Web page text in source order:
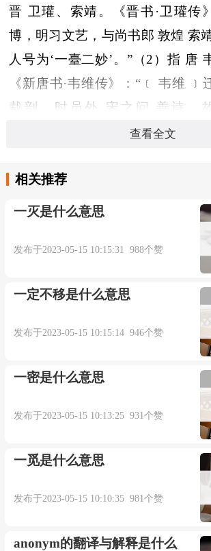
晋 卫瓘、索靖。《晋书·卫瓘传
博，明习文艺，与尚书郎 敦煌 索
人号为‘一臺二妙’。”（2）指 唐
《新唐书·韦维传》：“﹝ 韦维 ﹞
裁剖，时员外 宋之问 善诗，
妙’。”（3）指 宋 艾淑、陈容。元
龙，俱得名，时称六馆二妙。”（4
段成己《四库全书总目·总集类三
段克己 段成己 诗集也……初，克
章擅名，金 尚书 赵秉文 尝目之曰
（二）、称自己推重的二人。
东南行诗一百韵》：“二妙驰
明《李川甫戴时亮过访》诗：“岂
二妙来。”清 赵翼《浙二子歌赠张
廉》诗：“文章有神父有道，晚年
（一）、称同时以才艺著名的
卫瓘 、 索靖 。
查看全文
相关推荐
一灭是什么意思
发布于2023-05-15 10:15:31 988个赞
一定不移是什么意思
发布于2023-05-15 10:15:14 946个赞
一密是什么意思
发布于2023-05-15 10:13:25 931个赞
一觅是什么意思
发布于2023-05-15 10:10:35 981个赞
anonym的翻译与解释是什么